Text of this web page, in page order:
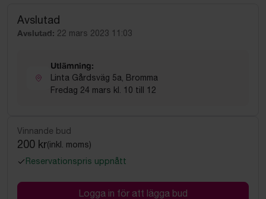
Avslutad
Avslutad: 22 mars 2023 11:03
Utlämning:
Linta Gårdsväg 5a, Bromma
Fredag 24 mars kl. 10 till 12
Vinnande bud
200 kr(inkl. moms)
Reservationspris uppnått
Logga in för att lägga bud